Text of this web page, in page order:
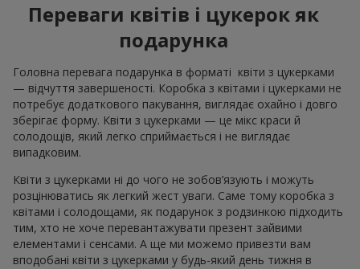
Переваги квітів і цукерок як
подарунка
Головна перевага подарунка в форматі квіти з цукерками
— відчуття завершеності. Коробка з квітами і цукерками не
потребує додаткового пакування, виглядає охайно і довго
зберігає форму. Квіти з цукерками — це мікс краси й
солодощів, який легко сприймається і не виглядає
випадковим.
Квіти з цукерками ні до чого не зобов’язують і можуть
розцінюватись як легкий жест уваги. Саме тому коробка з
квітами і солодощами, як подарунок з родзинкою підходить
тим, хто не хоче перевантажувати презент зайвими
елементами і сенсами. А ще ми можемо привезти вам
вподобані квіти з цукерками у будь-який день тижня в